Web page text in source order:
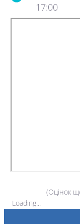
17:00
(Оцінок
Loading...